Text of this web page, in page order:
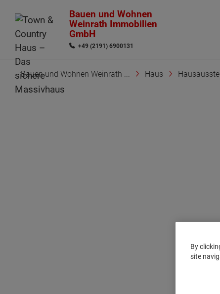
Bauen und Wohnen
Weinrath Immobilien
GmbH
+49 (2191) 6900131
Bauen und Wohnen Weinrath ... Haus
By
site